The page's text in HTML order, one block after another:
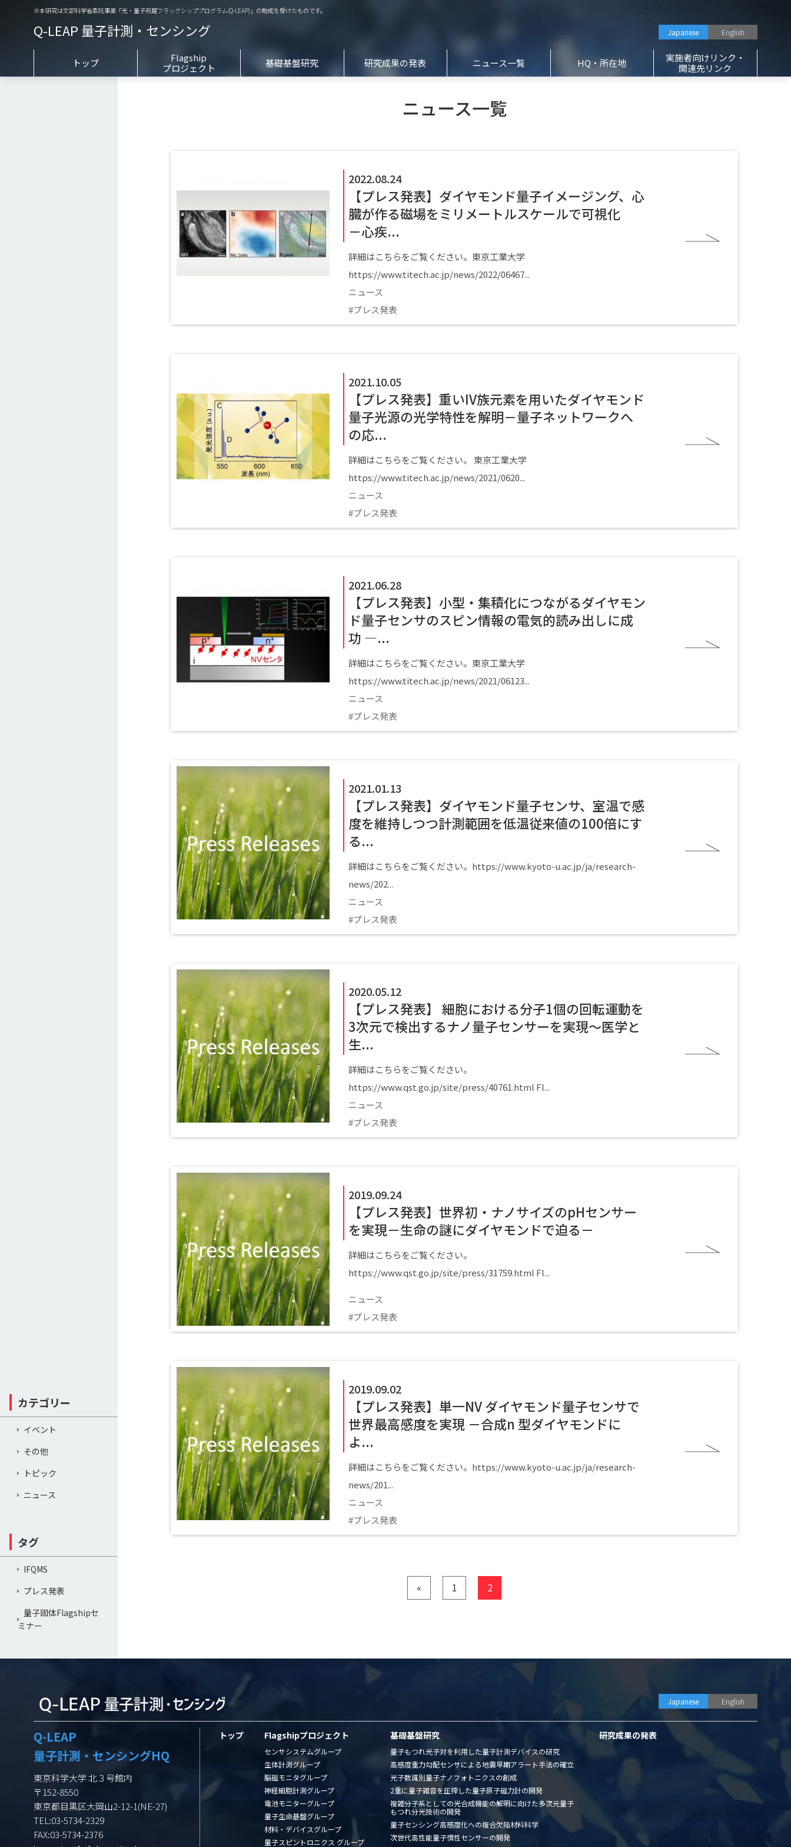
※本研究は文部科学省委託事業「光・量子飛躍フラッグシッププログラム(Q-LEAP)」の助成を受けたものです。
Q-LEAP 量子計測・センシング Japanese English
トップ
Flagship
プロジェクト
量子生命基盤グループ
基礎基盤研究
の創成
研究成果の発表 ニュース一覧 HQ・所在地
実施者向けリンク・
関連先リンク
ニュース一覧
2022.08.24
【プレス発表】ダイヤモンド量子イメージング、心
臓が作る磁場をミリメートルスケールで可視化
－心疾...
詳細はこちらをご覧ください。東京工業大学
https://www.titech.ac.jp/news/2022/06467...
ニュース
プレス発表
2021.10.05
【プレス発表】重いIV族元素を用いたダイヤモンド
量子光源の光学特性を解明－量子ネットワークへ
の応...
詳細はこちらをご覧ください。 東京工業大学
https://www.titech.ac.jp/news/2021/0620...
ニュース
プレス発表
2021.06.28
【プレス発表】小型・集積化につながるダイヤモン
ド量子センサのスピン情報の電気的読み出しに成
功 ―...
詳細はこちらをご覧ください。東京工業大学
https://www.titech.ac.jp/news/2021/06123...
ニュース
プレス発表
2021.01.13
【プレス発表】ダイヤモンド量子センサ、室温で感
度を維持しつつ計測範囲を低温従来値の100倍にす
る...
詳細はこちらをご覧ください。https://www.kyoto-u.ac.jp/ja/research-
news/202...
ニュース
プレス発表
2020.05.12
【プレス発表】 細胞における分子1個の回転運動を
3次元で検出するナノ量子センサーを実現～医学と
生...
詳細はこちらをご覧ください。
https://www.qst.go.jp/site/press/40761.html Fl...
ニュース
プレス発表
2019.09.24
【プレス発表】世界初・ナノサイズのpHセンサー
を実現－生命の謎にダイヤモンドで迫る－
詳細はこちらをご覧ください。
https://www.qst.go.jp/site/press/31759.html Fl...
ニュース
プレス発表
2019.09.02
【プレス発表】単一NV ダイヤモンド量子センサで
世界最高感度を実現 －合成n 型ダイヤモンドに
よ...
詳細はこちらをご覧ください。https://www.kyoto-u.ac.jp/ja/research-
news/201...
ニュース
プレス発表
« 1 2
カテゴリー
イベント
その他
トピック
ニュース
タグ
IFQMS
プレス発表
量子固体Flagshipセ
ミナー
Japanese English
Q-LEAP
量子計測・センシングHQ
東京科学大学 北３号館内
〒152-8550
東京都目黒区大岡山2-12-1(NE-27)
TEL:03-5734-2329
FAX:03-5734-2376
トップ Flagshipプロジェクト
センサシステムグループ
生体計測グループ
脳磁モニタグループ
神経細胞計測グループ
電池モニターグループ
量子生命基盤グループ
材料・デバイスグループ
量子スピントロニクス グループ
基礎基盤研究
量子もつれ光子対を利用した量子計測デバイスの研究
高感度重力勾配センサによる地震早期アラート手法の確立
光子数識別量子ナノフォトニクスの創成
2重に量子雑音を圧搾した量子原子磁力計の開発
複雑分子系としての光合成機能の解明に向けた多次元量子
もつれ分光技術の開発
量子センシング高感度化への複合欠陥材料科学
次世代高性能量子慣性センサーの開発
研究成果の発表